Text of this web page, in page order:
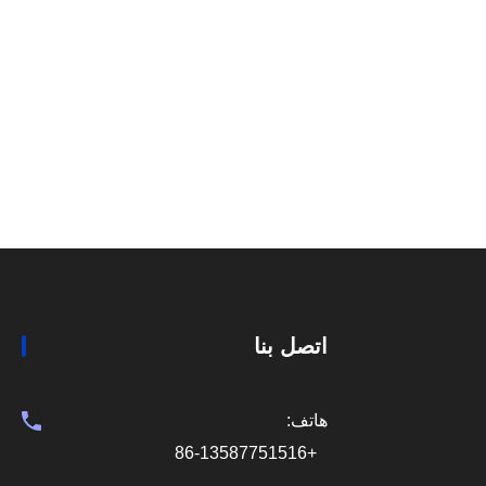
اتصل بنا
هاتف:
+86-13587751516